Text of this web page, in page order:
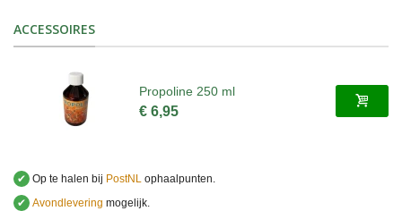
ACCESSOIRES
Propoline 250 ml
€ 6,95
✔ Op te halen bij PostNL ophaalpunten.
✔ Avondlevering mogelijk.